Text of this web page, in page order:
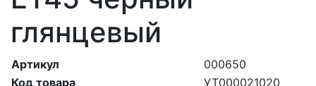
глянцевый
Артикул
000650
Код товара
УТ000021020